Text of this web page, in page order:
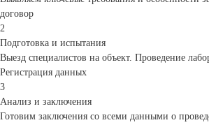
договор
2
Подготовка и испытания
Выезд специалистов на объект. Проведение
Регистрация данных
3
Анализ и заключения
Готовим заключения со всеми данными о